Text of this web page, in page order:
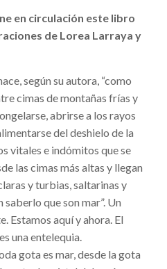
en circulación este libro
de Lorea Larraya y
según su autora, “como
cimas de montañas frías y
abrirse a los rayos
del deshielo de la
vitales e indómitos que se
las cimas más altas y llegan
y turbias, saltarinas y
saberlo que son mar”. Un
Estamos aquí y ahora. El
una entelequia.
gota es mar, desde la gota